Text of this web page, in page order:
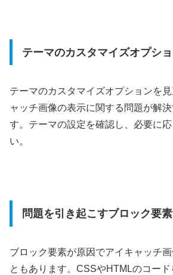
テーマのカスタマイズオプシ
テーマのカスタマイズオプションを
ャッチ画像の表示に関する問題が解
す。テーマの設定を確認し、必要に
い。
問題を引き起こすブロック要素
ブロック要素が原因でアイキャッチ
ともあります。CSSやHTMLのコー